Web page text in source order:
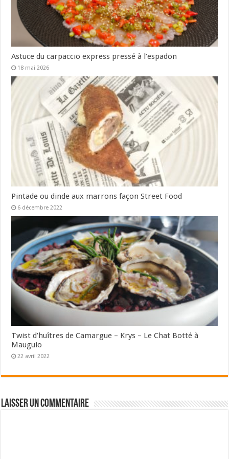
Astuce du carpaccio express pressé à l’espadon
18 mai 2026
Pintade ou dinde aux marrons façon Street Food
6 décembre 2022
Twist d’huîtres de Camargue – Krys – Le Chat Botté à
Mauguio
22 avril 2022
Laisser un commentaire